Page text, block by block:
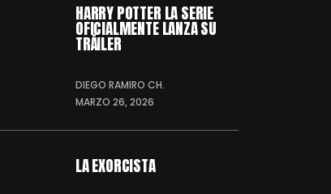
HARRY POTTER LA SERIE
OFICIALMENTE LANZA SU
TRÁILER
DIEGO RAMIRO CH.
MARZO 26, 2026
LA EXORCISTA